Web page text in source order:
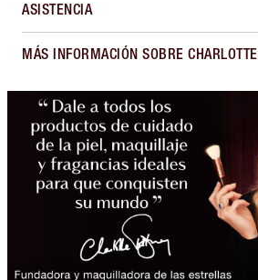
ASISTENCIA
MÁS INFORMACIÓN SOBRE CHARLOTTE